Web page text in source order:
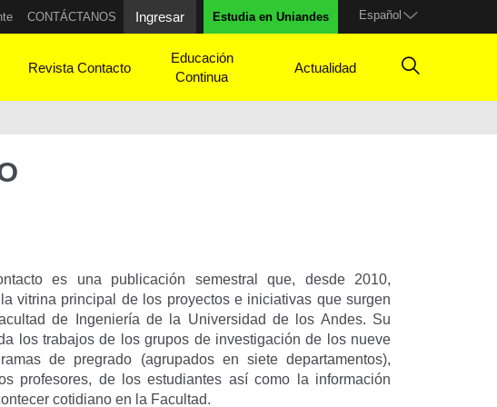
Español
CONTÁCTANOS Ingresar Estudia en Uniandes
Revista Contacto
Educación
Continua
Actualidad
es una publicación semestral que, desde 2010,
vitrina principal de los proyectos e iniciativas que surgen
de Ingeniería de la Universidad de los Andes. Su
los trabajos de los grupos de investigación de los nueve
de pregrado (agrupados en siete departamentos),
profesores, de los estudiantes así como la información
cotidiano en la Facultad.